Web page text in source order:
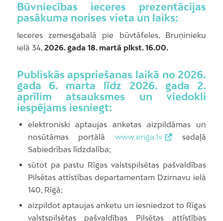
Būvniecības ieceres prezentācijas
pasākuma norises vieta un laiks:
Ieceres zemesgabalā pie būvtāfeles, Bruņinieku
ielā 34, 2026. gada 18. martā plkst. 16.00.
Publiskās apspriešanas laikā no 2026.
gada 6. marta līdz 2026. gada 2.
aprīlim atsauksmes un viedokli
iespējams iesniegt:
elektroniski aptaujas anketas aizpildāmas un
nosūtāmas portālāwww.eriga.lv
sadaļā
Sabiedrības līdzdalība;
sūtot pa pastu Rīgas valstspilsētas pašvaldības
Pilsētas attīstības departamentam Dzirnavu ielā
140, Rīgā;
aizpildot aptaujas anketu un iesniedzot to Rīgas
valstspilsētas pašvaldības Pilsētas attīstības